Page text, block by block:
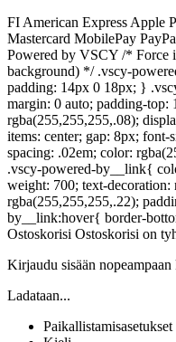
FI American Express Apple
Mastercard MobilePay
Powered by VSCY /* Force
background) */ .vscy-
padding: 14px 0 18px; }
margin: 0 auto; padding-top:
rgba(255,255,255,.08);
items: center; gap: 8px;
spacing: .02em; color:
.vscy-powered-by__link{
weight: 700; text-
rgba(255,255,255,.22);
by__link:hover{ border-
Ostoskorisi Ostoskorisi on
Kirjaudu sisään nopeampaan
Ladataan...